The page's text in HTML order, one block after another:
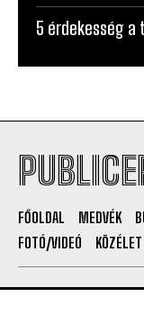
5 érdekesség
FŐOLDAL MEDVÉK
FOTÓ/VIDEÓ
KÖZÉLET